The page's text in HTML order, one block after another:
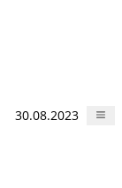
30.08.2023